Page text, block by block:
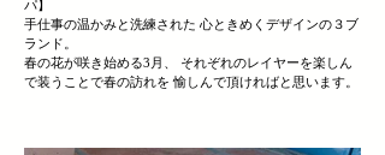
パ】
手仕事の温かみと洗練された 心ときめくデザインの３ブ
ランド。
春の花が咲き始める3月、 それぞれのレイヤーを楽しん
で装うことで春の訪れを 愉しんで頂ければと思います。